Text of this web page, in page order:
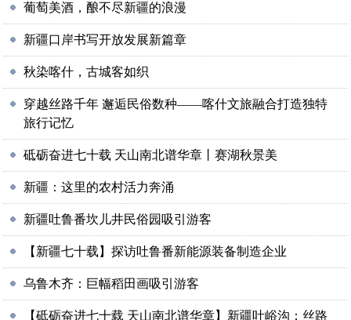
葡萄美酒，酿不尽新疆的浪漫
新疆口岸书写开放发展新篇章
秋染喀什，古城客如织
穿越丝路千年 邂逅民俗数种——喀什文旅融合打造独特
旅行记忆
砥砺奋进七十载 天山南北谱华章丨赛湖秋景美
新疆：这里的农村活力奔涌
新疆吐鲁番坎儿井民俗园吸引游客
【新疆七十载】探访吐鲁番新能源装备制造企业
乌鲁木齐：巨幅稻田画吸引游客
【砥砺奋进七十载 天山南北谱华章】新疆吐峪沟：丝路